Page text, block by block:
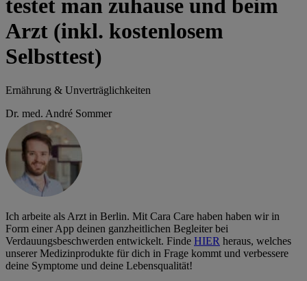
testet man zuhause und beim
Arzt (inkl. kostenlosem
Selbsttest)
Ernährung & Unverträglichkeiten
Dr. med. André Sommer
Ich arbeite als Arzt in Berlin. Mit Cara Care haben haben wir in
Form einer App deinen ganzheitlichen Begleiter bei
Verdauungsbeschwerden entwickelt. Finde HIER heraus, welches
unserer Medizinprodukte für dich in Frage kommt und verbessere
deine Symptome und deine Lebensqualität!